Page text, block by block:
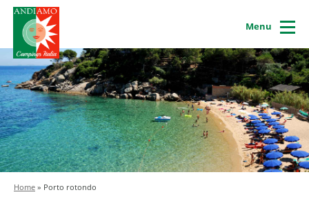
Menu
Home » Porto rotondo